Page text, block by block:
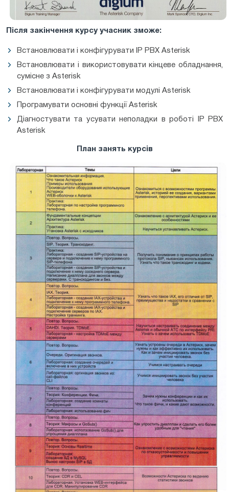
Після закінчення курсу учасник зможе:
Встановлювати і конфігурувати IP PBX Asterisk
Встановлювати і використовувати кінцеве обладнання,
сумісне з Asterisk
Встановлювати і конфігурувати модулі Asterisk
Програмувати основні функції Asterisk
Діагностувати та усувати неполадки в роботі IP PBX
Asterisk
План занять курсів